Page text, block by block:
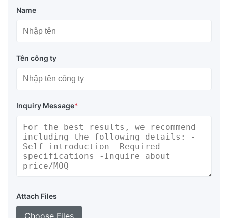
Name
Tên công ty
Inquiry Message*
Attach Files
Choose Files